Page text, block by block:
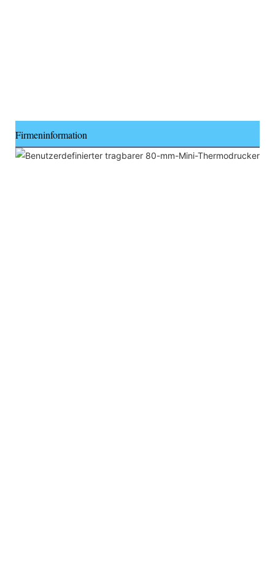
Firmeninformation